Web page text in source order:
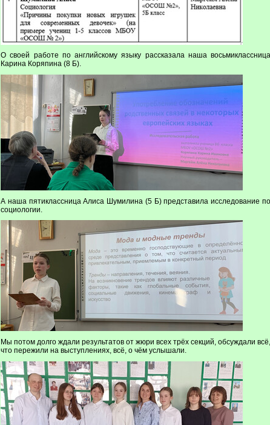
О своей работе по английскому языку рассказала наша восьмиклассница
Карина Коряпина (8 Б).
А наша пятиклассница Алиса Шумилина (5 Б) представила исследование по
социологии.
Мы потом долго ждали результатов от жюри всех трёх секций, обсуждали всё,
что пережили на выступлениях, всё, о чём услышали.